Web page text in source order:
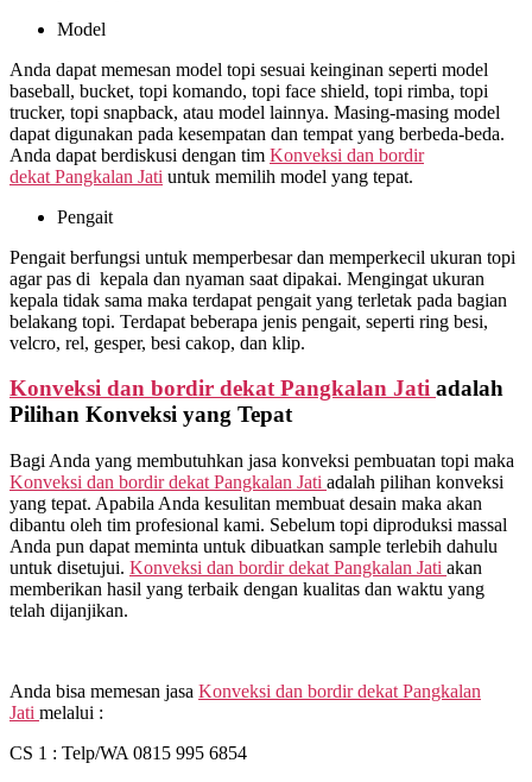
Model
Anda dapat memesan model topi sesuai keinginan seperti model
baseball, bucket, topi komando, topi face shield, topi rimba, topi
trucker, topi snapback, atau model lainnya. Masing-masing model
dapat digunakan pada kesempatan dan tempat yang berbeda-beda.
Anda dapat berdiskusi dengan tim Konveksi dan bordir
dekat Pangkalan Jati untuk memilih model yang tepat.
Pengait
Pengait berfungsi untuk memperbesar dan memperkecil ukuran topi
agar pas di kepala dan nyaman saat dipakai. Mengingat ukuran
kepala tidak sama maka terdapat pengait yang terletak pada bagian
belakang topi. Terdapat beberapa jenis pengait, seperti ring besi,
velcro, rel, gesper, besi cakop, dan klip.
Konveksi dan bordir dekat Pangkalan Jati adalah
Pilihan Konveksi yang Tepat
Bagi Anda yang membutuhkan jasa konveksi pembuatan topi maka
Konveksi dan bordir dekat Pangkalan Jati adalah pilihan konveksi
yang tepat. Apabila Anda kesulitan membuat desain maka akan
dibantu oleh tim profesional kami. Sebelum topi diproduksi massal
Anda pun dapat meminta untuk dibuatkan sample terlebih dahulu
untuk disetujui. Konveksi dan bordir dekat Pangkalan Jati akan
memberikan hasil yang terbaik dengan kualitas dan waktu yang
telah dijanjikan.
Anda bisa memesan jasa Konveksi dan bordir dekat Pangkalan
Jati melalui :
CS 1 : Telp/WA 0815 995 6854